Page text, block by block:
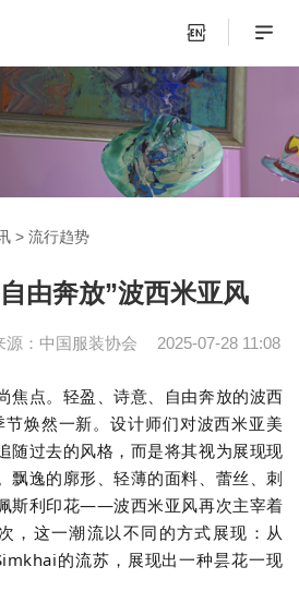
>流行趋势
由奔放”波西米亚风
源：中国服装协会 2025-07-28 11:08
焦点。轻盈、诗意、自由奔放的波西
节焕然一新。设计师们对波西米亚美
随过去的风格，而是将其视为展现现
飘逸的廓形、轻薄的面料、蕾丝、刺
斯利印花——波西米亚风再次主宰着
，这一潮流以不同的方式展现：从
的流苏，展现出一种昙花一现